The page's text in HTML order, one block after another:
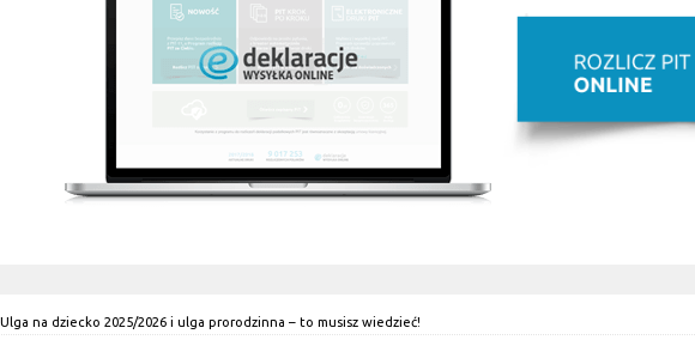
Ulga na dziecko 2025/2026 i ulga prorodzinna – to musisz wiedzieć!